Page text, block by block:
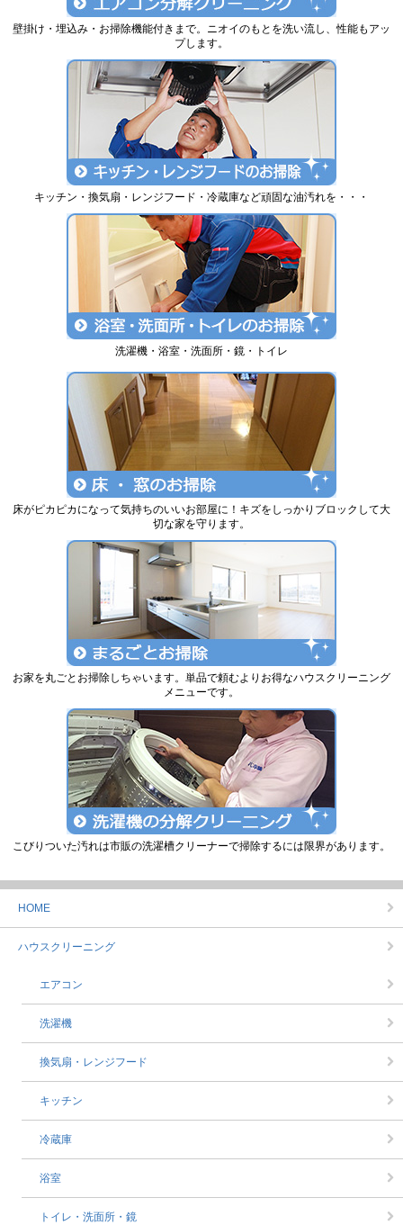
壁掛け・埋込み・お掃除機能付きまで。ニオイのもとを洗い流し、性能もアッ
プします。
キッチン・換気扇・レンジフード・冷蔵庫など頑固な油汚れを・・・
洗濯機・浴室・洗面所・鏡・トイレ
床がピカピカになって気持ちのいいお部屋に！キズをしっかりブロックして大
切な家を守ります。
お家を丸ごとお掃除しちゃいます。単品で頼むよりお得なハウスクリーニング
メニューです。
こびりついた汚れは市販の洗濯槽クリーナーで掃除するには限界があります。
HOME
ハウスクリーニング
エアコン
洗濯機
換気扇・レンジフード
キッチン
冷蔵庫
浴室
トイレ・洗面所・鏡